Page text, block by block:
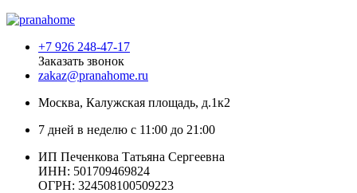
+7 926 248-47-17
Заказать звонок
zakaz@pranahome.ru
Москва, Калужская площадь, д.1к2
7 дней в неделю с 11:00 до 21:00
ИП Печенкова Татьяна Сергеевна
ИНН: 501709469824
ОГРН: 324508100509223